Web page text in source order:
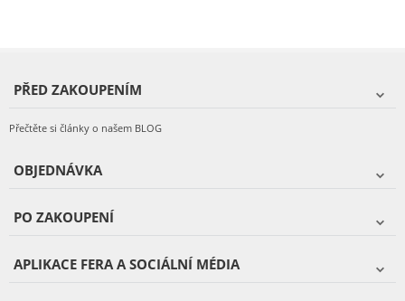
PŘED ZAKOUPENÍM
Přečtěte si články o našem BLOG
OBJEDNÁVKA
PO ZAKOUPENÍ
APLIKACE FERA A SOCIÁLNÍ MÉDIA